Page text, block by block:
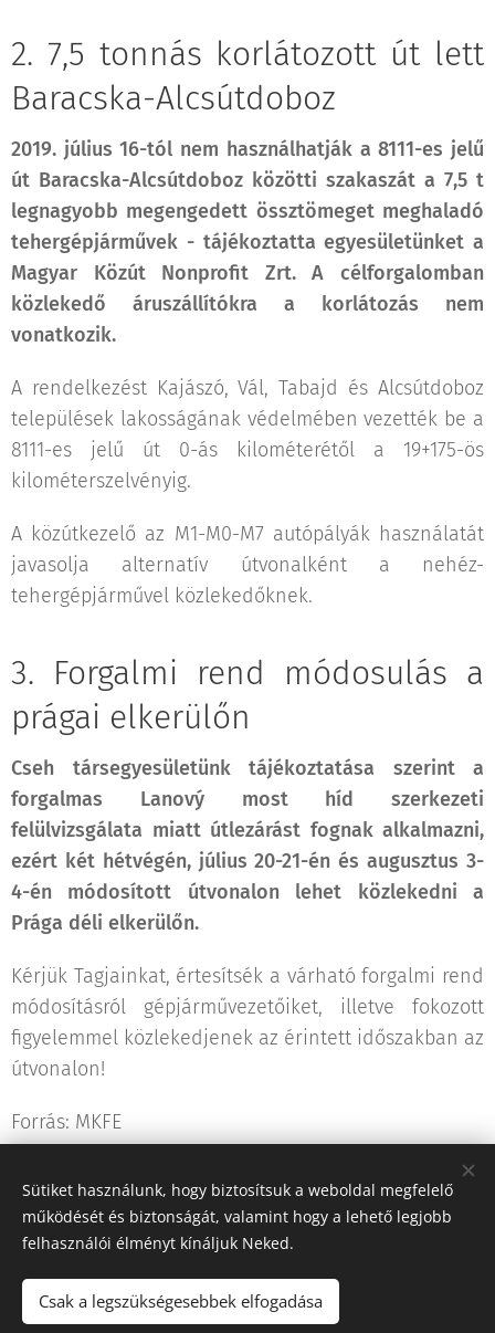
2. 7,5 tonnás korlátozott út lett
Baracska-Alcsútdoboz
2019. július 16-tól nem használhatják a 8111-es jelű
út Baracska-Alcsútdoboz közötti szakaszát a 7,5 t
legnagyobb megengedett össztömeget meghaladó
tehergépjárművek - tájékoztatta egyesületünket a
Magyar Közút Nonprofit Zrt. A célforgalomban
közlekedő áruszállítókra a korlátozás nem
vonatkozik.
A rendelkezést Kajászó, Vál, Tabajd és Alcsútdoboz
települések lakosságának védelmében vezették be a
8111-es jelű út 0-ás kilométerétől a 19+175-ös
kilométerszelvényig.
A közútkezelő az M1-M0-M7 autópályák használatát
javasolja alternatív útvonalként a nehéz-
tehergépjárművel közlekedőknek.
3. Forgalmi rend módosulás a
prágai elkerülőn
Cseh társegyesületünk tájékoztatása szerint a
forgalmas Lanový most híd szerkezeti
felülvizsgálata miatt útlezárást fognak alkalmazni,
ezért két hétvégén, július 20-21-én és augusztus 3-
4-én módosított útvonalon lehet közlekedni a
Prága déli elkerülőn.
Kérjük Tagjainkat, értesítsék a várható forgalmi rend
módosításról gépjárművezetőiket, illetve fokozott
figyelemmel közlekedjenek az érintett időszakban az
útvonalon!
Forrás: MKFE
Sütiket használunk, hogy biztosítsuk a weboldal megfelelő
működését és biztonságát, valamint hogy a lehető legjobb
felhasználói élményt kínáljuk Neked.
Csak a legszükségesebbek elfogadása